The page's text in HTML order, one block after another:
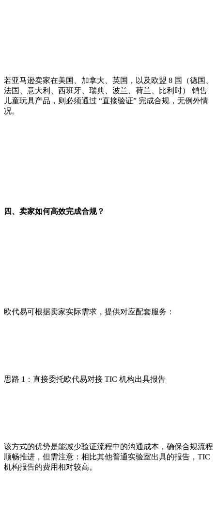
若亚马逊卖家在美国、加拿大、英国，以及欧盟 8 国（德国、
法国、意大利、西班牙、瑞典、波兰、荷兰、比利时） 销售
儿童玩具产品，则必须通过 “直接验证” 完成合规，无例外情
况。
四、卖家如何高效完成合规？
欧代易可根据卖家实际需求，提供对应配套服务：
思路 1：直接委托欧代易对接 TIC 机构出具报告
该方式的优势是能减少验证流程中的沟通成本，确保合规流程
顺畅推进，但需注意：相比其他普通实验室出具的报告，TIC
机构报告的费用相对较高。